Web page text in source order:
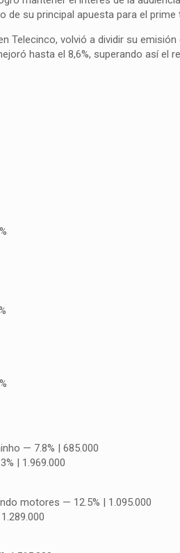
de su principal apuesta para el prime
Telecinco, volvió a dividir su
hasta el 8,6%, superando así el
— 7.8% | 685.000
| 1.969.000
motores — 12.5% | 1.095.000